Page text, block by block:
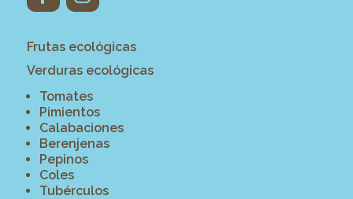
Frutas ecológicas
Verduras ecológicas
Tomates
Pimientos
Calabaciones
Berenjenas
Pepinos
Coles
Tubérculos